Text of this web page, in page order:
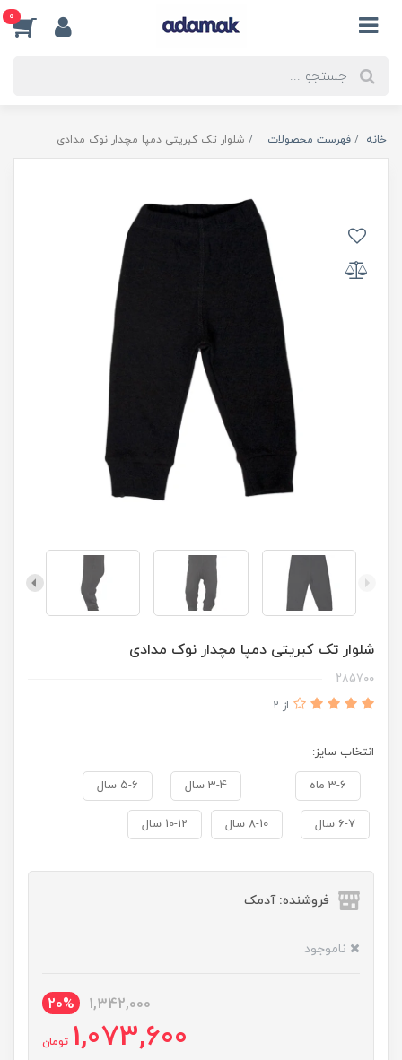
0
خانه فهرست محصولات شلوار تک کبریتی دمپا مچدار نوک مدادی
شلوار تک کبریتی دمپا مچدار نوک مدادی
285700
از 2
انتخاب سایز:
3-6 ماه 3-4 سال 5-6 سال
6-7 سال 8-10 سال 10-12 سال
فروشنده: آدمک
ناموجود
1,342,000
20%
1,073,600 تومان